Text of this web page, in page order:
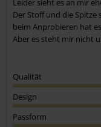
Leider sieht es an mir
Der Stoff und die Spitze
beim Anprobieren hat
Aber es steht mir nicht
Qualität
Design
Passform